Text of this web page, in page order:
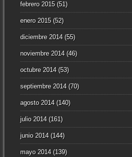
febrero 2015(51)
enero 2015(52)
diciembre 2014(55)
noviembre 2014(46)
octubre 2014(53)
septiembre 2014(70)
agosto 2014(140)
julio 2014(161)
junio 2014(144)
mayo 2014(139)